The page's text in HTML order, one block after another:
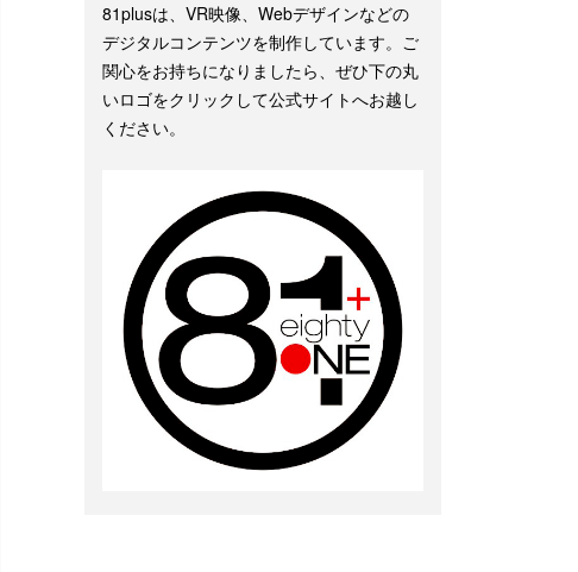
81plusは、VR映像、Webデザインなどの
デジタルコンテンツを制作しています。ご
関心をお持ちになりましたら、ぜひ下の丸
いロゴをクリックして公式サイトへお越し
ください。